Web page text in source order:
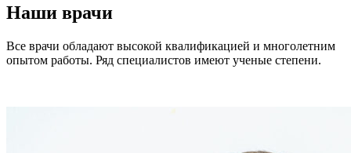
Наши врачи
Все врачи обладают высокой квалификацией и многолетним
опытом работы. Ряд специалистов имеют ученые степени.